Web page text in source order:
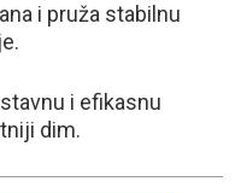
i pruža stabilnu
i efikasnu
dim.